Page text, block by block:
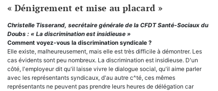
« Dénigrement et mise au placard »
Christelle Tisserand, secrétaire générale de la CFDT Santé-Sociaux du
Doubs : « La discrimination est insidieuse »
Comment voyez-vous la discrimination syndicale ?
Elle existe, malheureusement, mais elle est très difficile à démontrer. Les
cas évidents sont peu nombreux. La discrimination est insidieuse. D'un
côté, l'employeur dit qu'il laisse vivre le dialogue social, qu'il aime parler
avec les représentants syndicaux, d'au autre c^té, ces mêmes
représentants ne peuvent pas prendre leurs heures de délégation car